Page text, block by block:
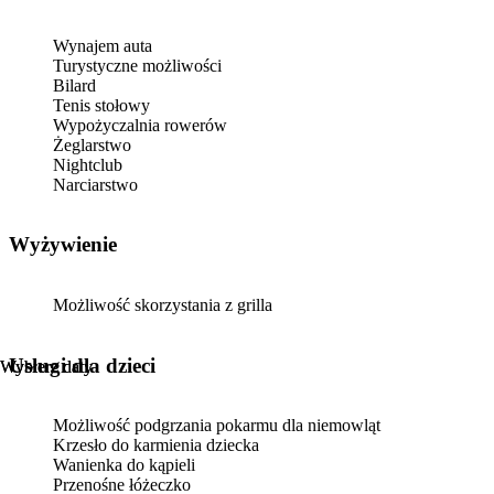
Wybierz daty
Wybierz daty
Wynajem auta
Turystyczne możliwości
Bilard
Tenis stołowy
Wypożyczalnia rowerów
Żeglarstwo
Nightclub
Narciarstwo
Wyżywienie
Możliwość skorzystania z grilla
usługi dla dzieci
Możliwość podgrzania pokarmu dla niemowląt
Krzesło do karmienia dziecka
Wanienka do kąpieli
Przenośne łóżeczko